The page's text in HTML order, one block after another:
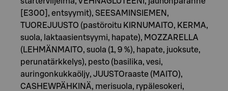
[E300], entsyymit), SEESAMINSIEMEN,
TUOREJUUSTO (pastöroitu KIRNUMAITO, KERMA,
suola, laktaasientsyymi, hapate), MOZZARELLA
(LEHMÄNMAITO, suola (1, 9 %), hapate, juoksute,
perunatärkkelys), pesto (basilika, vesi,
auringonkukkaöljy, JUUSTOraaste (MAITO),
CASHEWPÄHKINÄ, merisuola, rypälesokeri,